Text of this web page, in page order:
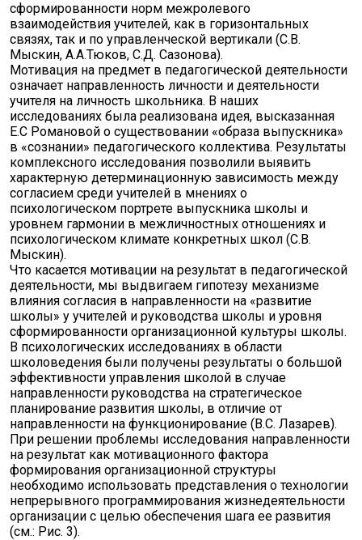
сформированности норм межролевого
взаимодействия учителей, как в горизонтальных
связях, так и по управленческой вертикали (С.В.
Мыскин, А.А.Тюков, С.Д. Сазонова).
Мотивация на предмет в педагогической деятельности
означает направленность личности и деятельности
учителя на личность школьника. В наших
исследованиях была реализована идея, высказанная
Е.С Романовой о существовании «образа выпускника»
в «сознании» педагогического коллектива. Результаты
комплексного исследования позволили выявить
характерную детерминационную зависимость между
согласием среди учителей в мнениях о
психологическом портрете выпускника школы и
уровнем гармонии в межличностных отношениях и
психологическом климате конкретных школ (С.В.
Мыскин).
Что касается мотивации на результат в педагогической
деятельности, мы выдвигаем гипотезу механизме
влияния согласия в направленности на «развитие
школы» у учителей и руководства школы и уровня
сформированности организационной культуры школы.
В психологических исследованиях в области
школоведения были получены результаты о большой
эффективности управления школой в случае
направленности руководства на стратегическое
планирование развития школы, в отличие от
направленности на функционирование (В.С. Лазарев).
При решении проблемы исследования направленности
на результат как мотивационного фактора
формирования организационной структуры
необходимо использовать представления о технологии
непрерывного программирования жизнедеятельности
организации с целью обеспечения шага ее развития
(см.: Рис. 3).